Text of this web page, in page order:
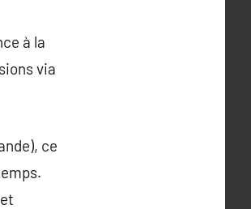
à la
via
ce